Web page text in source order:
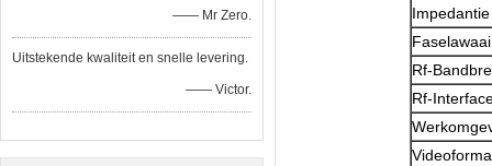
—— Mr Zero.
Uitstekende kwaliteit en snelle levering.
—— Victor.
Impedantie
Rf-
Rf-